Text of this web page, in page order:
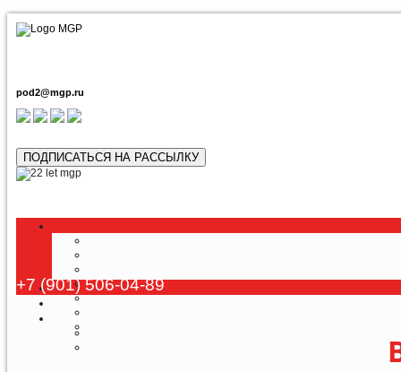
pod2@mgp.ru
ПОДПИСАТЬСЯ НА РАССЫЛКУ
+7 (901) 506-04-89